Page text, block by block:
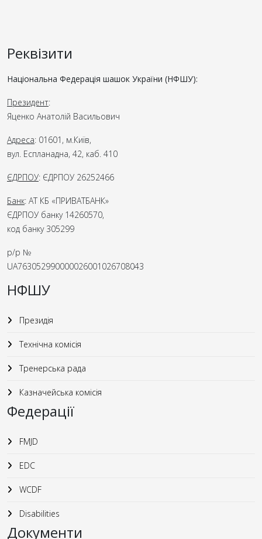
Реквізити
Національна Федерація шашок України (НФШУ):
Президент:
Яценко Анатолій Васильович
Адреса: 01601, м.Київ,
вул. Еспланадна, 42, каб. 410
ЄДРПОУ: ЄДРПОУ 26252466
Банк: АТ КБ «ПРИВАТБАНК»
ЄДРПОУ банку 14260570,
код банку 305299
р/р №
UA763052990000026001026708043
НФШУ
Президія
Технічна комісія
Тренерська рада
Казначейська комісія
Федерації
FMJD
EDC
WCDF
Disabilities
Документи